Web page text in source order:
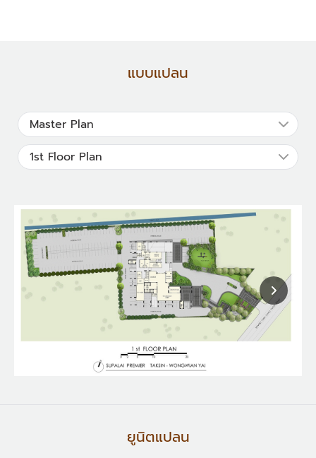
แบบแปลน
ยูนิตแปลน